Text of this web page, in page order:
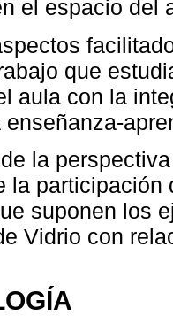
el espacio del
que
aula con la
la
la participación
suponen los
Vidrio con